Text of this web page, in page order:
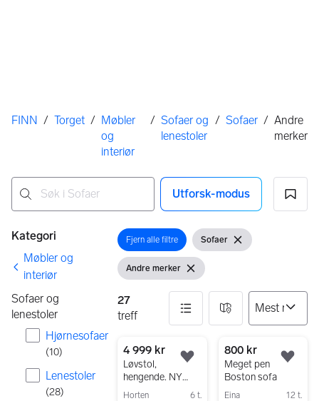
Her er du
FINN / Torget / Møbler
og
interiør
/ Sofaer og
lenestoler
/ Sofaer / Andre
merker
Utforsk-modus
Filtre
Kategori
Møbler og
interiør
Sofaer og
lenestoler
Hjørnesofaer
(10)
Lenestoler
(28)
Åpne filter
Fjern alle filtre Vis filter
Sofaer Fjern filter
Vis filter
Andre merker Fjern filter
27
treff
27 resultater
4 999 kr
Løvstol,
hengende. NY
PRIS
Horten 6 t.
Legg til som favoritt.
800 kr
Meget pen
Boston sofa
Eina 12 t.